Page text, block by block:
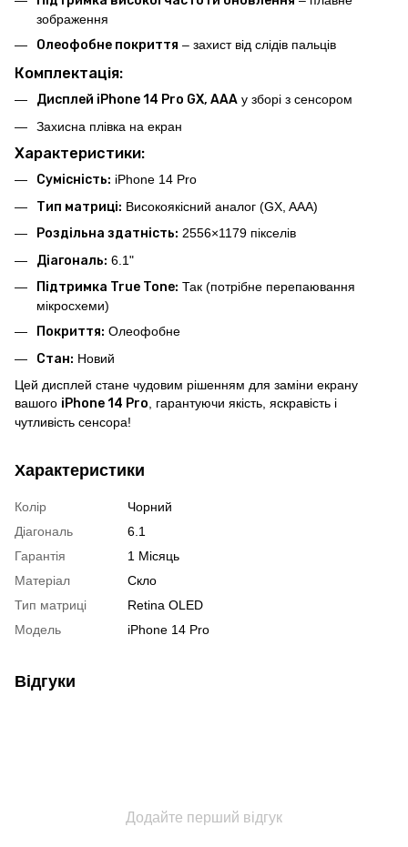
зображення
Олеофобне покриття – захист від слідів пальців
Комплектація:
Дисплей iPhone 14 Pro GX, AAA у зборі з сенсором
Захисна плівка на екран
Характеристики:
Сумісність: iPhone 14 Pro
Тип матриці: Високоякісний аналог (GX, AAA)
Роздільна здатність: 2556×1179 пікселів
Діагональ: 6.1"
Підтримка True Tone: Так (потрібне перепаювання
мікросхеми)
Покриття: Олеофобне
Стан: Новий
Цей дисплей стане чудовим рішенням для заміни екрану
вашого iPhone 14 Pro , гарантуючи якість, яскравість і
чутливість сенсора!
Характеристики
Колір
Чорний
Діагональ
6.1
Гарантія
1 Місяць
Матеріал
Скло
Тип матриці
Retina OLED
Модель
iPhone 14 Pro
Відгуки
Додайте перший відгук